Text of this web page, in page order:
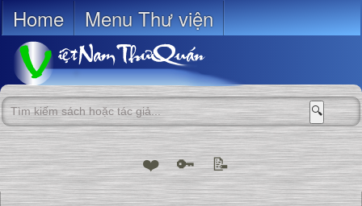
Home Menu Thư viện
🔍
❤️ 🔑 📝